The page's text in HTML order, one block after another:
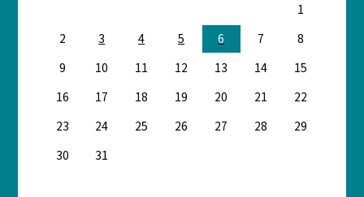
1
2
3 4 5 6 7
8
9
10 11 12 13 14
15
16
17 18 19 20 21
22
23
24 25 26 27 28
29
30
31